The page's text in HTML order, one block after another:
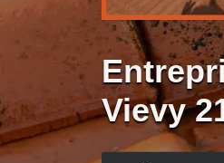
Vievy